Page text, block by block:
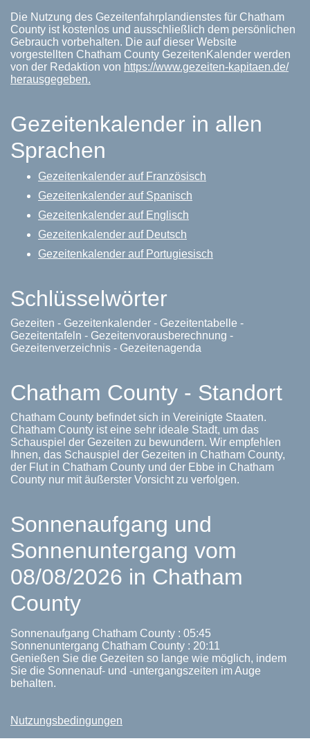
Die Nutzung des Gezeitenfahrplandienstes für Chatham
County ist kostenlos und ausschließlich dem persönlichen
Gebrauch vorbehalten. Die auf dieser Website
vorgestellten Chatham County GezeitenKalender werden
von der Redaktion von https://www.gezeiten-kapitaen.de/
herausgegeben.
Gezeitenkalender in allen
Sprachen
Gezeitenkalender auf Französisch
Gezeitenkalender auf Spanisch
Gezeitenkalender auf Englisch
Gezeitenkalender auf Deutsch
Gezeitenkalender auf Portugiesisch
Schlüsselwörter
Gezeiten - Gezeitenkalender - Gezeitentabelle -
Gezeitentafeln - Gezeitenvorausberechnung -
Gezeitenverzeichnis - Gezeitenagenda
Chatham County - Standort
Chatham County befindet sich in Vereinigte Staaten.
Chatham County ist eine sehr ideale Stadt, um das
Schauspiel der Gezeiten zu bewundern. Wir empfehlen
Ihnen, das Schauspiel der Gezeiten in Chatham County,
der Flut in Chatham County und der Ebbe in Chatham
County nur mit äußerster Vorsicht zu verfolgen.
Sonnenaufgang und
Sonnenuntergang vom
08/08/2026 in Chatham
County
Sonnenaufgang Chatham County : 05:45
Sonnenuntergang Chatham County : 20:11
Genießen Sie die Gezeiten so lange wie möglich, indem
Sie die Sonnenauf- und -untergangszeiten im Auge
behalten.
Nutzungsbedingungen